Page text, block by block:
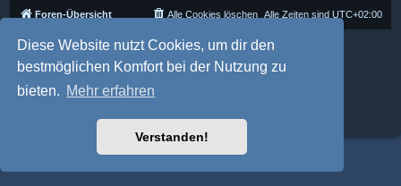
Diese Website nutzt Cookies, um dir den
bestmöglichen Komfort bei der Nutzung zu
bieten. Mehr erfahren
Verstanden!
Foren-Übersicht Alle Zeiten sind UTC+02:00
Alle Cookies löschen
Powered byphpBB® Forum Software © phpBB Limited
Deutsche Übersetzung durchphpBB.de
phpBB-Style-Design
phpBB Two Factor Authentication ©